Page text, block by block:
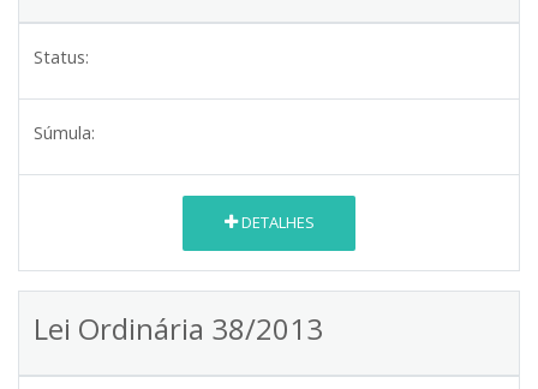
Status:
Súmula:
DETALHES
Lei Ordinária 38/2013